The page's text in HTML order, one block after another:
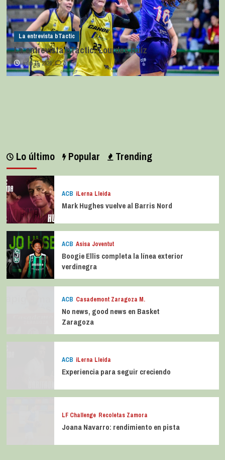
La entrevista bTactic
La entrevista bTactic: Lourdes Ruiz
julio 11, 2026 0
Lo último Popular Trending
ACB iLerna Lleida
Mark Hughes vuelve al Barris Nord
ACB Asisa Joventut
Boogie Ellis completa la línea exterior
verdinegra
ACB Casademont Zaragoza M.
No news, good news en Basket
Zaragoza
ACB iLerna Lleida
Experiencia para seguir creciendo
LF Challenge Recoletas Zamora
Joana Navarro: rendimiento en pista